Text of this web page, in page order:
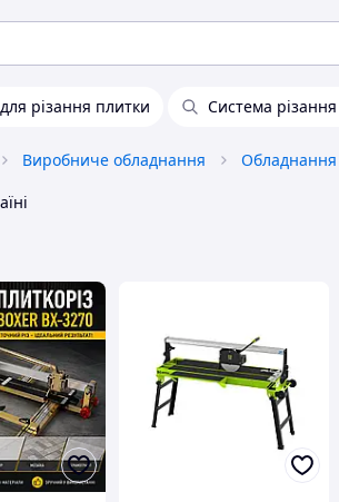
різання плитки Система
Виробниче обладнання